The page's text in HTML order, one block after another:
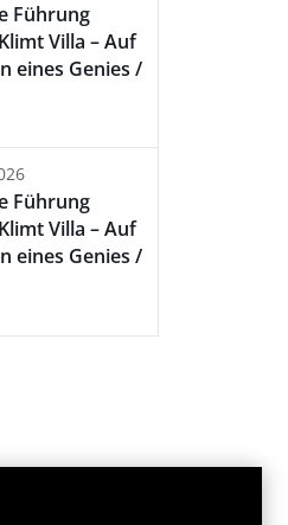
Führung
Villa – Auf
eines Genies /
Führung
Villa – Auf
eines Genies /